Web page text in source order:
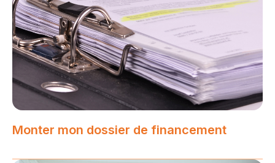
Monter mon dossier de financement